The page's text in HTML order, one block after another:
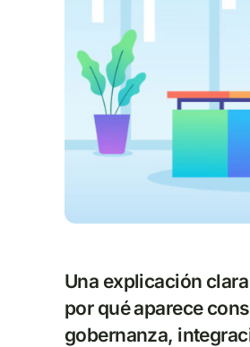
Una explicación
por qué aparece
gobernanza,